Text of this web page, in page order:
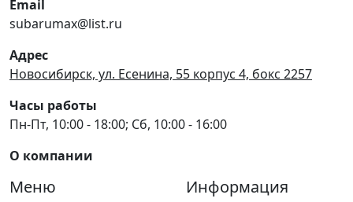
Email
subarumax@list.ru
Адрес
Новосибирск, ул. Есенина, 55 корпус 4, бокс 2257
Часы работы
Пн-Пт, 10:00 - 18:00; Сб, 10:00 - 16:00
О компании
Меню Информация